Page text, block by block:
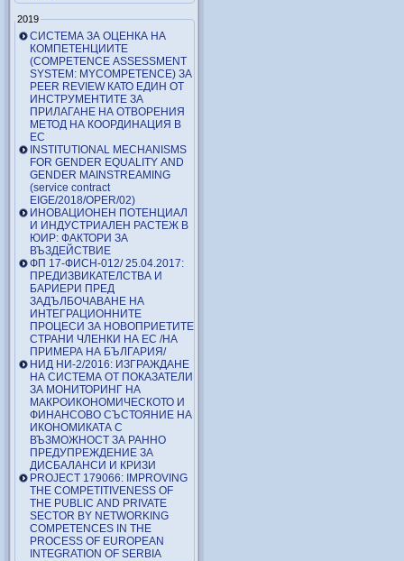
2019
СИСТЕМА ЗА ОЦЕНКА НА
КОМПЕТЕНЦИИТЕ
(COMPETENCE ASSESSMENT
SYSTEM: MYCOMPETENCE) ЗА
PEER REVIEW КАТО ЕДИН ОТ
ИНСТРУМЕНТИТЕ ЗА
ПРИЛАГАНЕ НА ОТВОРЕНИЯ
МЕТОД НА КООРДИНАЦИЯ В
ЕС
INSTITUTIONAL MECHANISMS
FOR GENDER EQUALITY AND
GENDER MAINSTREAMING
(service contract
EIGE/2018/OPER/02)
ИНОВАЦИОНЕН ПОТЕНЦИАЛ
И ИНДУСТРИАЛЕН РАСТЕЖ В
ЮИР: ФАКТОРИ ЗА
ВЪЗДЕЙСТВИЕ
ФП 17-ФИСН-012/ 25.04.2017:
ПРЕДИЗВИКАТЕЛСТВА И
БАРИЕРИ ПРЕД
ЗАДЪЛБОЧАВАНЕ НА
ИНТЕГРАЦИОННИТЕ
ПРОЦЕСИ ЗА НОВОПРИЕТИТЕ
СТРАНИ ЧЛЕНКИ НА ЕС /НА
ПРИМЕРА НА БЪЛГАРИЯ/
НИД НИ-2/2016: ИЗГРАЖДАНЕ
НА СИСТЕМА ОТ ПОКАЗАТЕЛИ
ЗА МОНИТОРИНГ НА
МАКРОИКОНОМИЧЕСКОТО И
ФИНАНСОВО СЪСТОЯНИЕ НА
ИКОНОМИКАТА С
ВЪЗМОЖНОСТ ЗА РАННО
ПРЕДУПРЕЖДЕНИЕ ЗА
ДИСБАЛАНСИ И КРИЗИ
PROJECT 179066: IMPROVING
THE COMPETITIVENESS OF
THE PUBLIC AND PRIVATE
SECTOR BY NETWORKING
COMPETENCES IN THE
PROCESS OF EUROPEAN
INTEGRATION OF SERBIA